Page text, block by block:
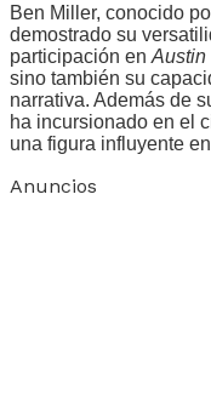
Ben Miller, conocido
demostrado su
participación en Austin
sino también su
narrativa. Además de
ha incursionado en el
una figura influyente
Anuncios